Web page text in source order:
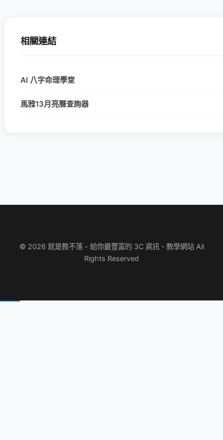
相關連結
AI 八字命理學堂
馬雅13月亮曆查詢器
© 2026 就是教不落 - 給你最豐富的 3C 資訊、教學網站 All
Rights Reserved